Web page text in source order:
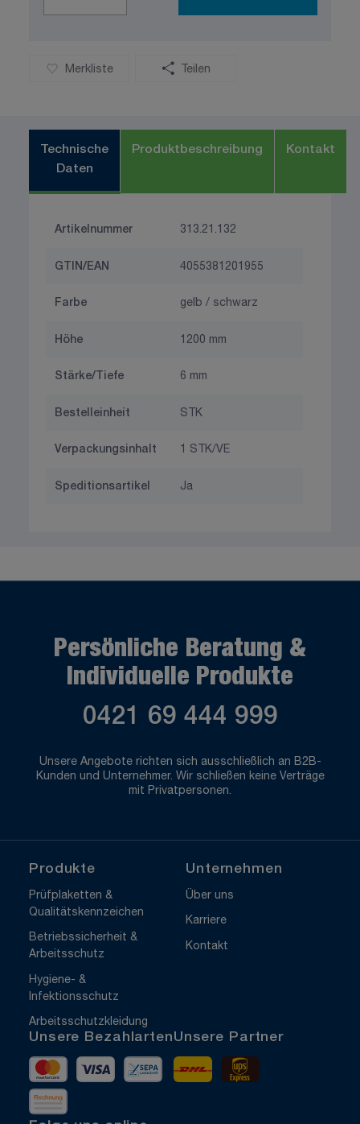
Merkliste Teilen
Technische
Daten
Produktbeschreibung Kontakt
Artikelnummer 313.21.132
GTIN/EAN 4055381201955
Farbe gelb / schwarz
Höhe 1200 mm
Stärke/Tiefe 6 mm
Bestelleinheit STK
Verpackungsinhalt 1 STK/VE
Speditionsartikel Ja
Persönliche Beratung &
Individuelle Produkte
0421 69 444 999
Unsere Angebote richten sich ausschließlich an B2B-
Kunden und Unternehmer. Wir schließen keine Verträge
mit Privatpersonen.
Produkte
Prüfplaketten &
Qualitätskennzeichen
Betriebssicherheit &
Arbeitsschutz
Hygiene- &
Infektionsschutz
Arbeitsschutzkleidung
Unternehmen
Über uns
Karriere
Kontakt
Unsere Bezahlarten
MastercardVisa Vorkasse
Rechnung
Unsere Partner
DHL